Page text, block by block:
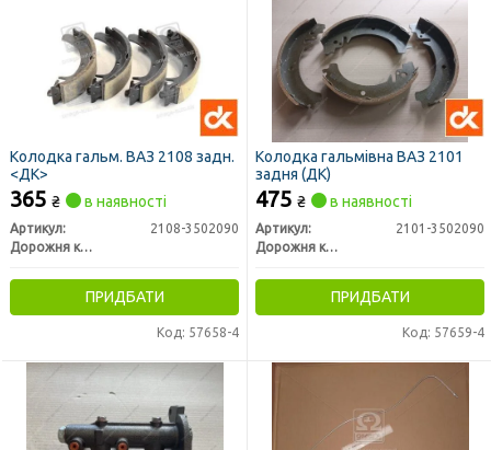
Колодка гальм. ВАЗ 2108 задн.
<ДК>
365 ₴ в наявності
Артикул:
2108-3502090
Дорожня карта
ПРИДБАТИ
Код: 57658-4
Колодка гальмівна ВАЗ 2101
задня (ДК)
475 ₴ в наявності
Артикул:
2101-3502090
Дорожня карта
ПРИДБАТИ
Код: 57659-4